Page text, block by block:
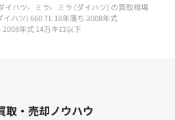
イハツ ミラ
ミラ (ダイハツ) の買取相場
イハツ) 660 TL 18年落ち 2008年式
2008年式 14万キロ以下
取・売却ノウハウ